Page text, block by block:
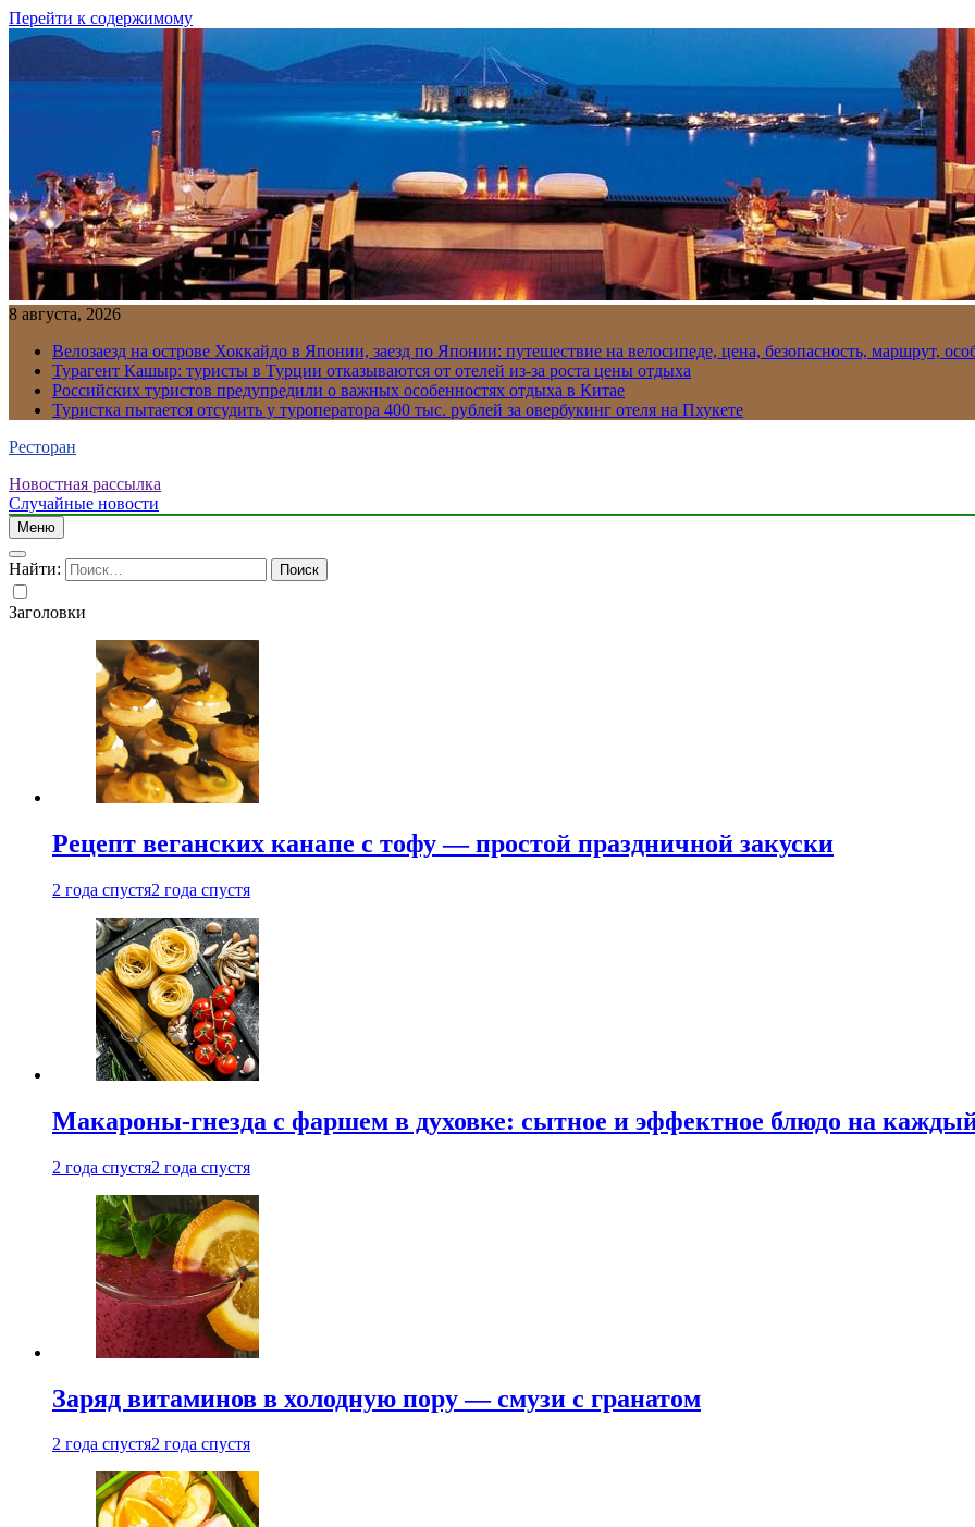
Перейти к содержимому
8 августа, 2026
Велозаезд на острове Хоккайдо в Японии, заезд по Японии: путешествие на велосипеде, цена, безопасность, маршрут,
Турагент Кашыр: туристы в Турции отказываются от отелей из-за роста цены отдыха
Российских туристов предупредили о важных особенностях отдыха в Китае
Туристка пытается отсудить у туроператора 400 тыс. рублей за овербукинг отеля на Пхукете
Ресторан
Новостная рассылка
Случайные новости
Меню
Найти:
Заголовки
Рецепт веганских канапе с тофу — простой праздничной закуски
2 года спустя2 года спустя
Макароны-гнезда с фаршем в духовке: сытное и эффектное блюдо на
2 года спустя2 года спустя
Заряд витаминов в холодную пору — смузи с гранатом
2 года спустя2 года спустя